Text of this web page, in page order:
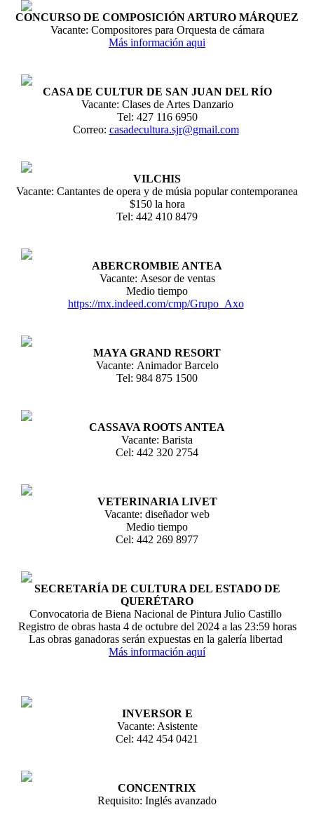
CONCURSO DE COMPOSICIÓN ARTURO MÁRQUEZ
Vacante: Compositores para Orquesta de cámara
Más información aqui
CASA DE CULTUR DE SAN JUAN DEL RÍO
Vacante: Clases de Artes Danzario
Tel: 427 116 6950
Correo: casadecultura.sjr@gmail.com
VILCHIS
Vacante: Cantantes de opera y de músia popular contemporanea
$150 la hora
Tel: 442 410 8479
ABERCROMBIE ANTEA
Vacante: Asesor de ventas
Medio tiempo
https://mx.indeed.com/cmp/Grupo_Axo
MAYA GRAND RESORT
Vacante: Animador Barcelo
Tel: 984 875 1500
CASSAVA ROOTS ANTEA
Vacante: Barista
Cel: 442 320 2754
VETERINARIA LIVET
Vacante: diseñador web
Medio tiempo
Cel: 442 269 8977
SECRETARÍA DE CULTURA DEL ESTADO DE
QUERÉTARO
Convocatoria de Biena Nacional de Pintura Julio Castillo
Registro de obras hasta 4 de octubre del 2024 a las 23:59 horas
Las obras ganadoras serán expuestas en la galería libertad
Más información aquí
INVERSOR E
Vacante: Asistente
Cel: 442 454 0421
CONCENTRIX
Requisito: Inglés avanzado